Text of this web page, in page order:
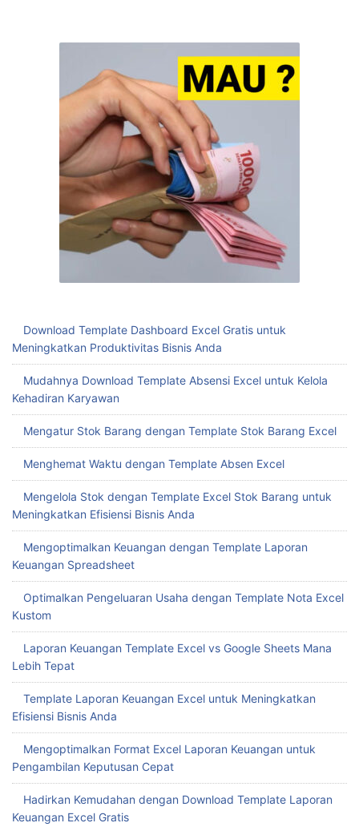
Download Template Dashboard Excel Gratis untuk
Meningkatkan Produktivitas Bisnis Anda
Mudahnya Download Template Absensi Excel untuk Kelola
Kehadiran Karyawan
Mengatur Stok Barang dengan Template Stok Barang Excel
Menghemat Waktu dengan Template Absen Excel
Mengelola Stok dengan Template Excel Stok Barang untuk
Meningkatkan Efisiensi Bisnis Anda
Mengoptimalkan Keuangan dengan Template Laporan
Keuangan Spreadsheet
Optimalkan Pengeluaran Usaha dengan Template Nota Excel
Kustom
Laporan Keuangan Template Excel vs Google Sheets Mana
Lebih Tepat
Template Laporan Keuangan Excel untuk Meningkatkan
Efisiensi Bisnis Anda
Mengoptimalkan Format Excel Laporan Keuangan untuk
Pengambilan Keputusan Cepat
Hadirkan Kemudahan dengan Download Template Laporan
Keuangan Excel Gratis